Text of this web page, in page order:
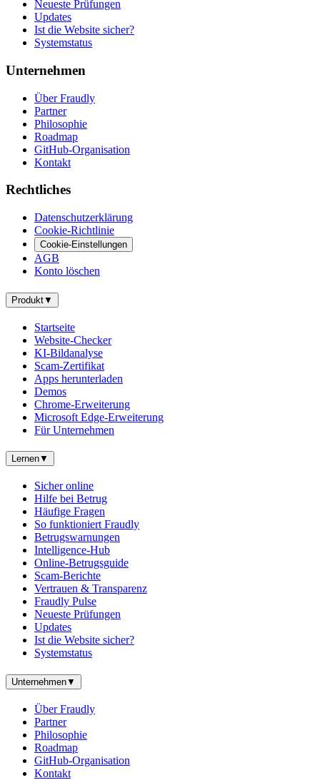
Neueste Prüfungen
Updates
Ist die Website sicher?
Systemstatus
Unternehmen
Über Fraudly
Partner
Philosophie
Roadmap
GitHub-Organisation
Kontakt
Rechtliches
Datenschutzerklärung
Cookie-Richtlinie
Cookie-Einstellungen
AGB
Konto löschen
Produkt▼
Startseite
Website-Checker
KI-Bildanalyse
Scam-Zertifikat
Apps herunterladen
Demos
Chrome-Erweiterung
Microsoft Edge-Erweiterung
Für Unternehmen
Lernen▼
Sicher online
Hilfe bei Betrug
Häufige Fragen
So funktioniert Fraudly
Betrugswarnungen
Intelligence-Hub
Online-Betrugsguide
Scam-Berichte
Vertrauen & Transparenz
Fraudly Pulse
Neueste Prüfungen
Updates
Ist die Website sicher?
Systemstatus
Unternehmen▼
Über Fraudly
Partner
Philosophie
Roadmap
GitHub-Organisation
Kontakt